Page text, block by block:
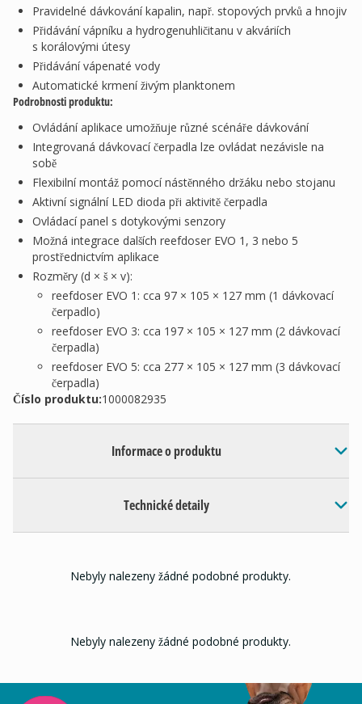
Pravidelné dávkování kapalin, např. stopových prvků a hnojiv
Přidávání vápníku a hydrogenuhličitanu v akváriích
s korálovými útesy
Přidávání vápenaté vody
Automatické krmení živým planktonem
Podrobnosti produktu:
Ovládání aplikace umožňuje různé scénáře dávkování
Integrovaná dávkovací čerpadla lze ovládat nezávisle na
sobě
Flexibilní montáž pomocí nástěnného držáku nebo stojanu
Aktivní signální LED dioda při aktivitě čerpadla
Ovládací panel s dotykovými senzory
Možná integrace dalších reefdoser EVO 1, 3 nebo 5
prostřednictvím aplikace
Rozměry (d × š × v):
reefdoser EVO 1: cca 97 × 105 × 127 mm (1 dávkovací
čerpadlo)
reefdoser EVO 3: cca 197 × 105 × 127 mm (2 dávkovací
čerpadla)
reefdoser EVO 5: cca 277 × 105 × 127 mm (3 dávkovací
čerpadla)
Číslo produktu:1000082935
Informace o produktu
Technické detaily
Nebyly nalezeny žádné podobné produkty.
Nebyly nalezeny žádné podobné produkty.